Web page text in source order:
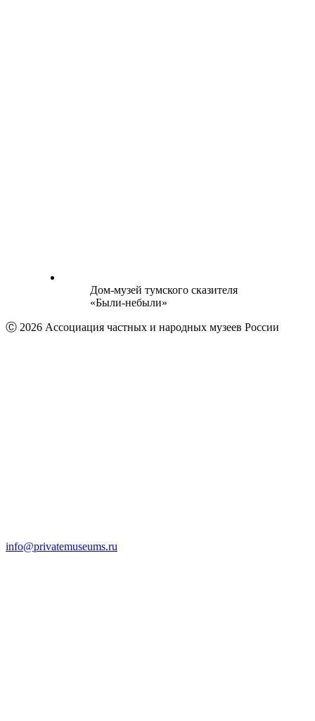
Дом-музей тумского сказителя
«Были-небыли»
Ⓒ 2026 Ассоциация частных и народных музеев России
info@privatemuseums.ru